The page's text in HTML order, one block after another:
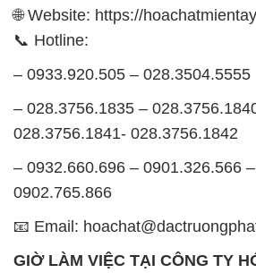
028.3756.1841- 028.3756.1842
0902.765.866
📧 Email:
TRƯỜNG PHÁT
được tổ chức như sau:
Thứ 2 đến thứ 6: Buổi sáng: từ 8h